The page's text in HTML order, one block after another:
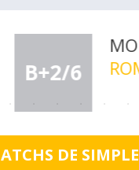
B+4/6
DE SIMPLE